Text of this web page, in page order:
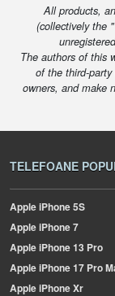
All products,
(collectively the
The authors of this
of the third-
owners, and make
TELEFOANE
AppleiPhone 5S
AppleiPhone 7
AppleiPhone 13 Pro
AppleiPhone 17 Pro
AppleiPhone Xr